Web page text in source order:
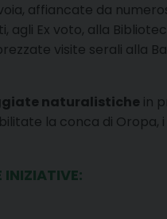
affiancate da
agli Ex voto, alla
visite serali alla
naturalistiche in
la conca di Oropa,
INIZIATIVE: